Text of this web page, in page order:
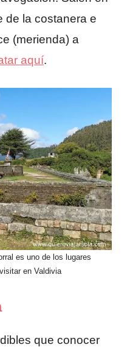
de la costanera e
(merienda) a
aquí.
es uno de los lugares
en Valdivia
que conocer